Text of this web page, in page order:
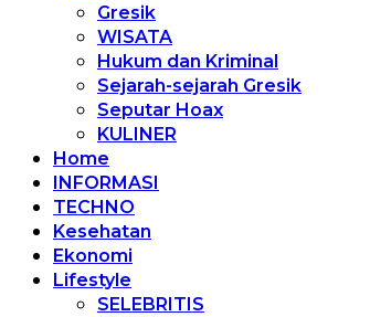
Gresik
WISATA
Hukum dan Kriminal
Sejarah-sejarah Gresik
Seputar Hoax
KULINER
Home
INFORMASI
TECHNO
Kesehatan
Ekonomi
Lifestyle
SELEBRITIS